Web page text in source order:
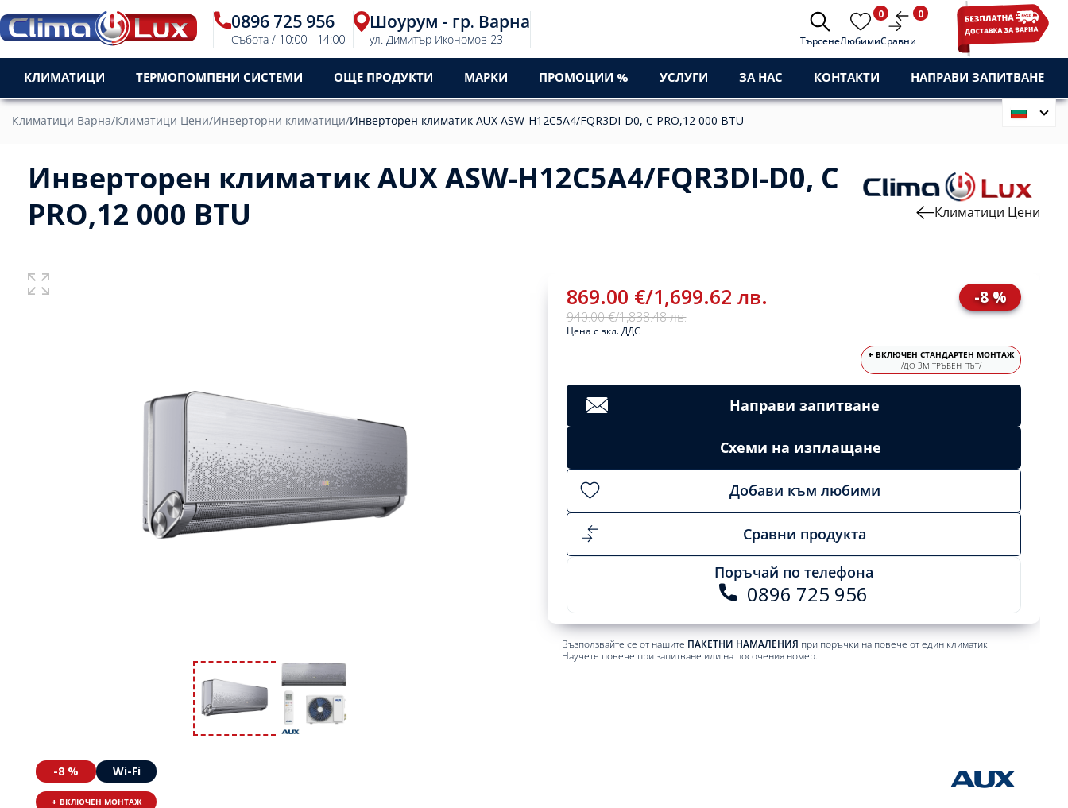
0896 725 956
Събота / 10:00 - 14:00
Шоурум - гр. Варна
ул. Димитър Икономов 23 ТърсенеЛюбими
0
Сравни
0
КЛИМАТИЦИ ТЕРМОПОМПЕНИ СИСТЕМИ ОЩЕ ПРОДУКТИ МАРКИ ПРОМОЦИИ % УСЛУГИ ЗА НАС КОНТАКТИ НАПРАВИ ЗАПИТВАНЕ
Климатици Варна/Климатици Цени/Инверторни климатици/Инверторен климатик AUX ASW-H12C5A4/FQR3DI-D0, C PRO,12 000 BTU
Инверторен климатик AUX ASW-H12C5A4/FQR3DI-D0, C
PRO,12 000 BTU
Климатици Цени
869.00 €/1,699.62 лв.
940.00 €/1,838.48 лв.
-8 %
Цена с вкл. ДДС
+ ВКЛЮЧЕН СТАНДАРТЕН МОНТАЖ
/ДО 3М ТРЪБЕН ПЪТ/
Направи запитване
Схеми на изплащане
Добави към любими
Сравни продукта
Поръчай по телефона
0896 725 956
Възползвайте се от нашите ПАКЕТНИ НАМАЛЕНИЯ при поръчки на повече от един климатик.
Научете повече при запитване или на посочения номер.
-8 % Wi-Fi
+ ВКЛЮЧЕН МОНТАЖ